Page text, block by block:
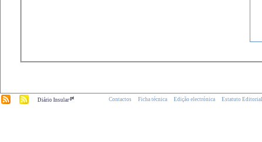
Diário Insular.pt Contactos Ficha técnica Edição electrónica Estatuto Editorial